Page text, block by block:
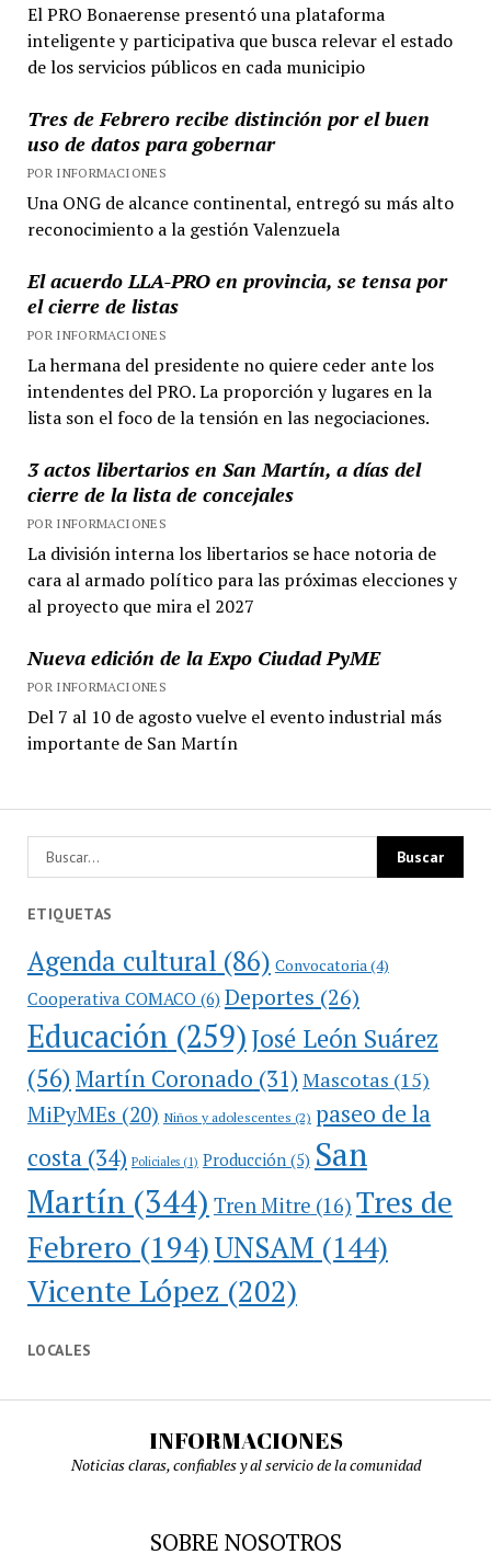
El PRO Bonaerense presentó una plataforma
inteligente y participativa que busca relevar el estado
de los servicios públicos en cada municipio
Tres de Febrero recibe distinción por el buen
uso de datos para gobernar
POR INFORMACIONES
Una ONG de alcance continental, entregó su más alto
reconocimiento a la gestión Valenzuela
El acuerdo LLA-PRO en provincia, se tensa por
el cierre de listas
POR INFORMACIONES
La hermana del presidente no quiere ceder ante los
intendentes del PRO. La proporción y lugares en la
lista son el foco de la tensión en las negociaciones.
3 actos libertarios en San Martín, a días del
cierre de la lista de concejales
POR INFORMACIONES
La división interna los libertarios se hace notoria de
cara al armado político para las próximas elecciones y
al proyecto que mira el 2027
Nueva edición de la Expo Ciudad PyME
POR INFORMACIONES
Del 7 al 10 de agosto vuelve el evento industrial más
importante de San Martín
ETIQUETAS
Agenda cultural (86) Convocatoria (4)
Cooperativa COMACO(6) Deportes (26)
Educación(259)José León Suárez
(56)Martín Coronado (31) Mascotas (15)
MiPyMEs (20) Niños y adolescentes (2) paseo de la
costa(34) Policiales(1) Producción(5) San
Martín(344) Tren Mitre (16) Tres de
Febrero (194)UNSAM (144)
Vicente López (202)
LOCALES
INFORMACIONES
Noticias claras, confiables y al servicio de la comunidad
SOBRE NOSOTROS